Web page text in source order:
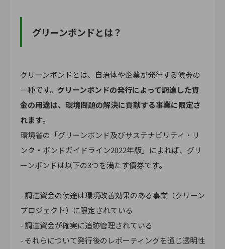
グリーンボンドとは？
グリーンボンドとは、自治体や企業が発行する債券の
一種です。 グリーンボンドの発行によって調達した資
金の用途は、環境問題の解決に貢献する事業に限定さ
れます。
環境省の「グリーンボンド及びサステナビリティ・リ
ンク・ボンドガイドライン2022年版」によれば、グリ
ーンボンドは以下の3つを満たす債券です。
- 調達資金の使途は環境改善効果のある事業（グリーン
プロジェクト）に限定されている
- 調達資金が確実に追跡管理されている
- それらについて発行後のレポーティングを通じ透明性